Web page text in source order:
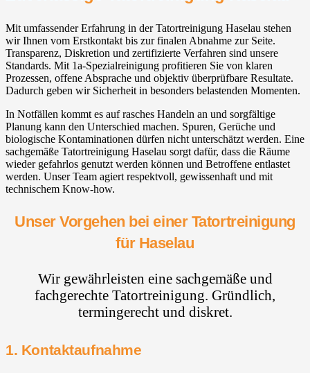
Mit umfassender Erfahrung in der Tatortreinigung Haselau stehen
wir Ihnen vom Erstkontakt bis zur finalen Abnahme zur Seite.
Transparenz, Diskretion und zertifizierte Verfahren sind unsere
Standards. Mit 1a-Spezialreinigung profitieren Sie von klaren
Prozessen, offene Absprache und objektiv überprüfbare Resultate.
Dadurch geben wir Sicherheit in besonders belastenden Momenten.
In Notfällen kommt es auf rasches Handeln an und sorgfältige
Planung kann den Unterschied machen. Spuren, Gerüche und
biologische Kontaminationen dürfen nicht unterschätzt werden. Eine
sachgemäße Tatortreinigung Haselau sorgt dafür, dass die Räume
wieder gefahrlos genutzt werden können und Betroffene entlastet
werden. Unser Team agiert respektvoll, gewissenhaft und mit
technischem Know-how.
Unser Vorgehen bei einer Tatortreinigung
für Haselau
Wir gewährleisten eine sachgemäße und
fachgerechte Tatortreinigung. Gründlich,
termingerecht und diskret.
1. Kontaktaufnahme